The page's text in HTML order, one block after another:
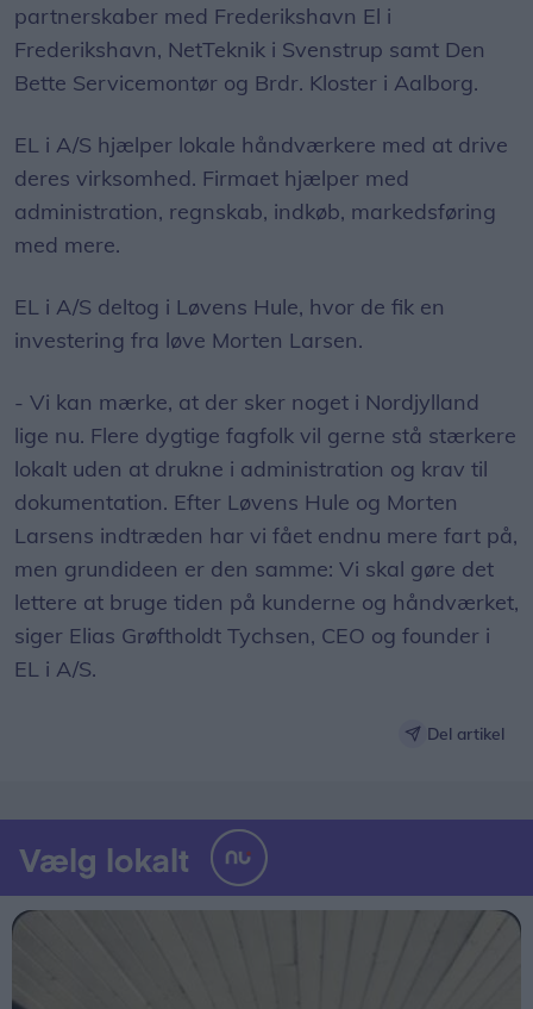
partnerskaber med Frederikshavn El i
Frederikshavn, NetTeknik i Svenstrup samt Den
Bette Servicemontør og Brdr. Kloster i Aalborg.
EL i A/S hjælper lokale håndværkere med at drive
deres virksomhed. Firmaet hjælper med
administration, regnskab, indkøb, markedsføring
med mere.
EL i A/S deltog i Løvens Hule, hvor de fik en
investering fra løve Morten Larsen.
- Vi kan mærke, at der sker noget i Nordjylland
lige nu. Flere dygtige fagfolk vil gerne stå stærkere
lokalt uden at drukne i administration og krav til
dokumentation. Efter Løvens Hule og Morten
Larsens indtræden har vi fået endnu mere fart på,
men grundideen er den samme: Vi skal gøre det
lettere at bruge tiden på kunderne og håndværket,
siger Elias Grøftholdt Tychsen, CEO og founder i
EL i A/S.
Del artikel